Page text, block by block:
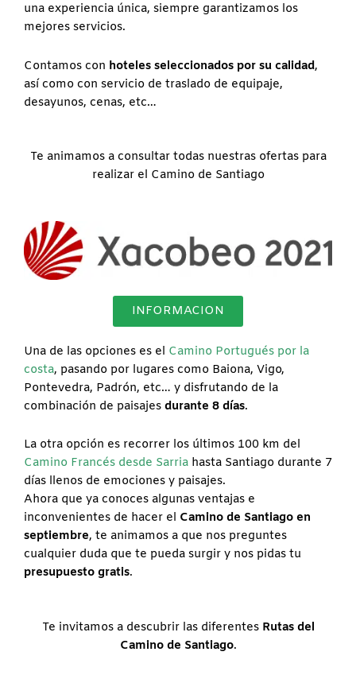
una experiencia única, siempre garantizamos los
mejores servicios.
Contamos con hoteles seleccionados por su calidad,
así como con servicio de traslado de equipaje,
desayunos, cenas, etc…
Te animamos a consultar todas nuestras ofertas para
realizar el Camino de Santiago
INFORMACION
Una de las opciones es el Camino Portugués por la
costa, pasando por lugares como Baiona, Vigo,
Pontevedra, Padrón, etc… y disfrutando de la
combinación de paisajes durante 8 días.
La otra opción es recorrer los últimos 100 km del
Camino Francés desde Sarria hasta Santiago durante 7
días llenos de emociones y paisajes.
Ahora que ya conoces algunas ventajas e
inconvenientes de hacer el Camino de Santiago en
septiembre, te animamos a que nos preguntes
cualquier duda que te pueda surgir y nos pidas tu
presupuesto gratis.
Te invitamos a descubrir las diferentes Rutas del
Camino de Santiago.